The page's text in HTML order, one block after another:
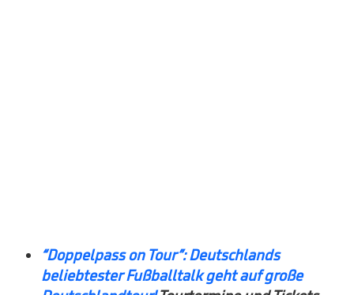
“Doppelpass on Tour”: Deutschlands
beliebtester Fußballtalk geht auf große